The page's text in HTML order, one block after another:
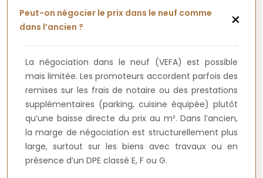
Peut-on négocier le prix dans le neuf comme
dans l’ancien ?
La négociation dans le neuf (VEFA) est possible
mais limitée. Les promoteurs accordent parfois des
remises sur les frais de notaire ou des prestations
supplémentaires (parking, cuisine équipée) plutôt
qu’une baisse directe du prix au m². Dans l’ancien,
la marge de négociation est structurellement plus
large, surtout sur les biens avec travaux ou en
présence d’un DPE classé E, F ou G.